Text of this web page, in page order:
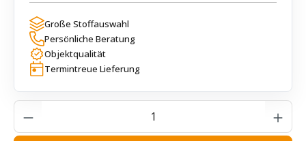
Große Stoffauswahl
Persönliche Beratung
Objektqualität
Termintreue Lieferung
Produkt Anzahl: Gib den gewünschten